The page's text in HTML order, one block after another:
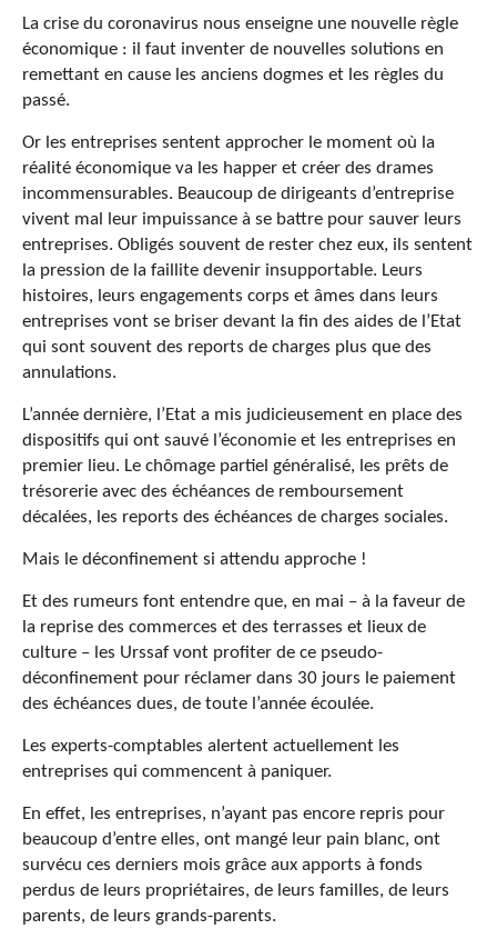
La crise du coronavirus nous enseigne une nouvelle règle
économique : il faut inventer de nouvelles solutions en
remettant en cause les anciens dogmes et les règles du
passé.
Or les entreprises sentent approcher le moment où la
réalité économique va les happer et créer des drames
incommensurables. Beaucoup de dirigeants d’entreprise
vivent mal leur impuissance à se battre pour sauver leurs
entreprises. Obligés souvent de rester chez eux, ils sentent
la pression de la faillite devenir insupportable. Leurs
histoires, leurs engagements corps et âmes dans leurs
entreprises vont se briser devant la fin des aides de l’Etat
qui sont souvent des reports de charges plus que des
annulations.
L’année dernière, l’Etat a mis judicieusement en place des
dispositifs qui ont sauvé l’économie et les entreprises en
premier lieu. Le chômage partiel généralisé, les prêts de
trésorerie avec des échéances de remboursement
décalées, les reports des échéances de charges sociales.
Mais le déconfinement si attendu approche !
Et des rumeurs font entendre que, en mai – à la faveur de
la reprise des commerces et des terrasses et lieux de
culture – les Urssaf vont profiter de ce pseudo-
déconfinement pour réclamer dans 30 jours le paiement
des échéances dues, de toute l’année écoulée.
Les experts-comptables alertent actuellement les
entreprises qui commencent à paniquer.
En effet, les entreprises, n’ayant pas encore repris pour
beaucoup d’entre elles, ont mangé leur pain blanc, ont
survécu ces derniers mois grâce aux apports à fonds
perdus de leurs propriétaires, de leurs familles, de leurs
parents, de leurs grands-parents.